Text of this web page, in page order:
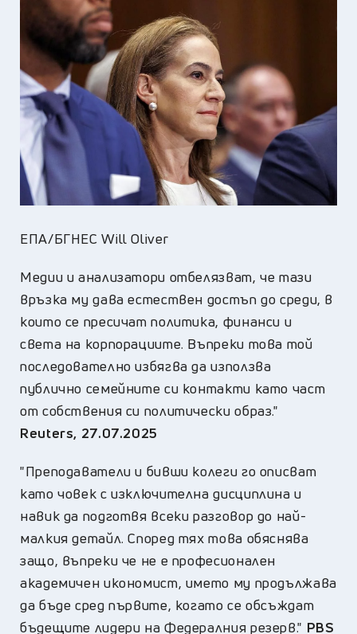
ЕПА/БГНЕС Will Oliver
Медии и анализатори отбелязват, че тази
връзка му дава естествен достъп до среди, в
които се пресичат политика, финанси и
света на корпорациите. Въпреки това той
последователно избягва да използва
публично семейните си контакти като част
от собствения си политически образ."
Reuters, 27.07.2025
"Преподаватели и бивши колеги го описват
като човек с изключителна дисциплина и
навик да подготвя всеки разговор до най-
малкия детайл. Според тях това обяснява
защо, въпреки че не е професионален
академичен икономист, името му продължава
да бъде сред първите, когато се обсъждат
бъдещите лидери на Федералния резерв." PBS